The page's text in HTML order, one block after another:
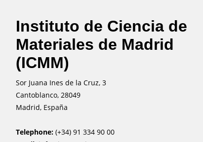
Instituto de Ciencia de
Materiales de Madrid
(ICMM)
Sor Juana Ines de la Cruz, 3
Cantoblanco, 28049
Madrid, España
Telephone: (+34) 91 334 90 00